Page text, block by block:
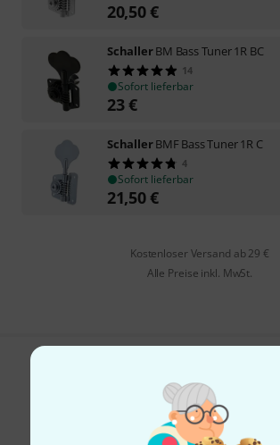
20,50€
SchallerBM Bass Tuner 1R BC
14
Sofort lieferbar
23€
SchallerBMF Bass Tuner 1R C
4
Sofort lieferbar
21,50€
Kostenloser Versand ab 29 €
Alle Preise inkl. MwSt.
Gefällt Ihnen, was Sie
Hilfe &